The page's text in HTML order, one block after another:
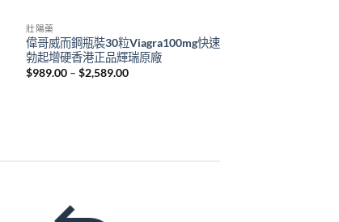
壯陽藥
偉哥威而鋼瓶裝30粒Viagra100mg快速
勃起增硬香港正品輝瑞原廠
$989.00 – $2,589.00Price